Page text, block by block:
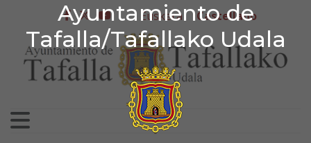
Ayuntamiento de
Tafalla/Tafallako Udala
Ir al contenido
Ayuntamiento de
facebook
twitter
youtube
Euskera Castellano